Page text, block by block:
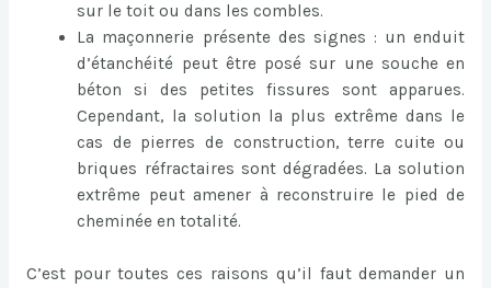
sur le toit ou dans les combles.
La maçonnerie présente des signes : un enduit
d’étanchéité peut être posé sur une souche en
béton si des petites fissures sont apparues.
Cependant, la solution la plus extrême dans le
cas de pierres de construction, terre cuite ou
briques réfractaires sont dégradées. La solution
extrême peut amener à reconstruire le pied de
cheminée en totalité.
C’est pour toutes ces raisons qu’il faut demander un